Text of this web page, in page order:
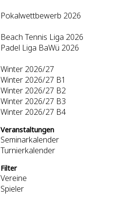
Pokalwettbewerb 2026
Beach Tennis Liga 2026
Padel Liga BaWü 2026
Winter 2026/27
Winter 2026/27 B1
Winter 2026/27 B2
Winter 2026/27 B3
Winter 2026/27 B4
Veranstaltungen
Seminarkalender
Turnierkalender
Filter
Vereine
Spieler